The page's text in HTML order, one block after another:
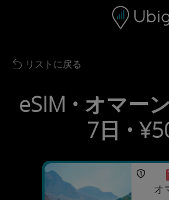
ナビゲーションバー
Back to list
リストに戻る
eSIM • オマー
7日 •
オ